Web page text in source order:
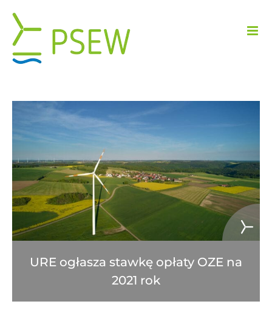
zawartości
URE ogłasza stawkę opłaty OZE na
2021 rok